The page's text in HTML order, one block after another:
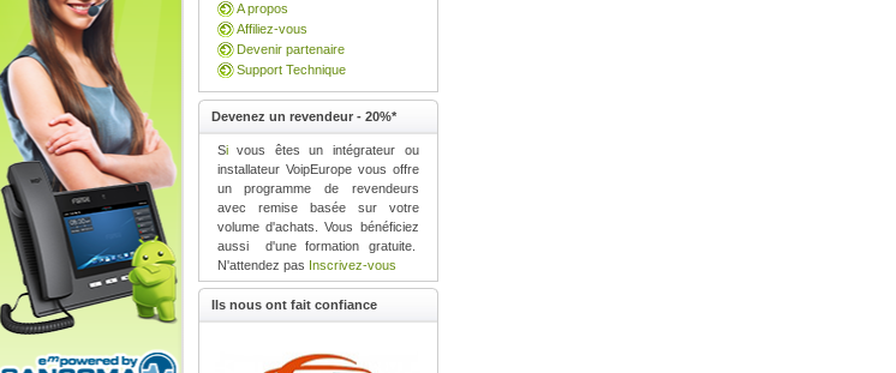
A propos
Affiliez-vous
Devenir partenaire
Support Technique
Devenez un revendeur - 20%*
Si
vous êtes un intégrateur ou
installateur VoipEurope vous offre
un programme de revendeurs
avec remise basée sur votre
volume d'achats. Vous bénéficiez
aussi d'une formation gratuite.
N'attendez pas Inscrivez-vous
Ils nous ont fait confiance